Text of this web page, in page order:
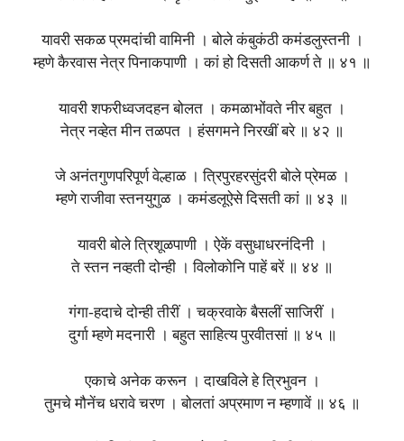
यावरी सकळ प्रमदांची वामिनी । बोले कंबुकंठी कमंडलुस्तनी ।
म्हणे कैरवास नेत्र पिनाकपाणी । कां हो दिसती आकर्ण ते ॥ ४१ ॥
यावरी शफरीध्वजदहन बोलत । कमळाभोंवते नीर बहुत ।
नेत्र नव्हेत मीन तळपत । हंसगमने निरखीं बरे ॥ ४२ ॥
जे अनंतगुणपरिपूर्ण वेल्हाळ । त्रिपुरहरसुंदरी बोले प्रेमळ ।
म्हणे राजीवा स्तनयुगुळ । कमंडलूऐसे दिसती कां ॥ ४३ ॥
यावरी बोले त्रिशूळपाणी । ऐकें वसुधाधरनंदिनी ।
ते स्तन नव्हती दोन्ही । विलोकोनि पाहें बरें ॥ ४४ ॥
गंगा-हदाचे दोन्ही तीरीं । चक्रवाके बैसलीं साजिरीं ।
दुर्गा म्हणे मदनारी । बहुत साहित्य पुरवीतसां ॥ ४५ ॥
एकाचे अनेक करून । दाखविले हे त्रिभुवन ।
तुमचे मौनेंच धरावे चरण । बोलतां अप्रमाण न म्हणावें ॥ ४६ ॥